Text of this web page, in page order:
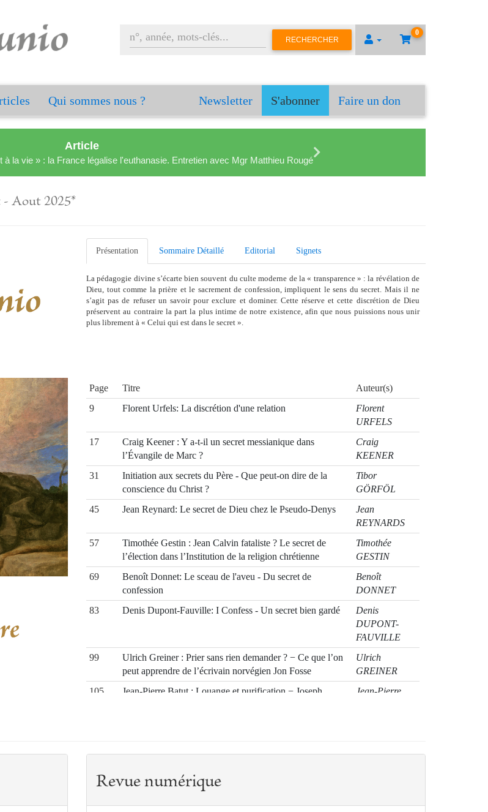
0
RECHERCHER
Qui sommes nous ? Newsletter S'abonner Faire un don
Article
la vie » : la France légalise l'euthanasie. Entretien avec Mgr Matthieu Rougé
- Aout 2025*
Présentation Sommaire Détaillé Editorial Signets
La pédagogie divine s’écarte bien souvent du culte moderne de la « transparence » : la révélation de
Dieu, tout comme la prière et le sacrement de confession, impliquent le sens du secret. Mais il ne
s’agit pas de refuser un savoir pour exclure et dominer. Cette réserve et cette discrétion de Dieu
préservent au contraire la part la plus intime de notre existence, afin que nous puissions nous unir
plus librement à « Celui qui est dans le secret ».
Page Titre
Auteur(s)
9
Florent Urfels: La discrétion d'une relation
Florent
URFELS
17
Craig Keener : Y a-t-il un secret messianique dans
l’Évangile de Marc ?
Craig
KEENER
31
Initiation aux secrets du Père - Que peut-on dire de la
conscience du Christ ?
Tibor
GÖRFÖL
45
Jean Reynard: Le secret de Dieu chez le Pseudo-Denys
Jean
REYNARDS
57
Timothée Gestin : Jean Calvin fataliste ? Le secret de
l’élection dans l’Institution de la religion chrétienne
Timothée
GESTIN
69
Benoît Donnet: Le sceau de l'aveu - Du secret de
confession
Benoît
DONNET
83
Denis Dupont-Fauville: I Confess - Un secret bien gardé
Denis
DUPONT-
FAUVILLE
99
Ulrich Greiner : Prier sans rien demander ? − Ce que l’on
peut apprendre de l’écrivain norvégien Jon Fosse
Ulrich
GREINER
105
Jean-Pierre Batut : Louange et purification − Joseph
Jean-Pierre
BEAUFORT
Revue numérique